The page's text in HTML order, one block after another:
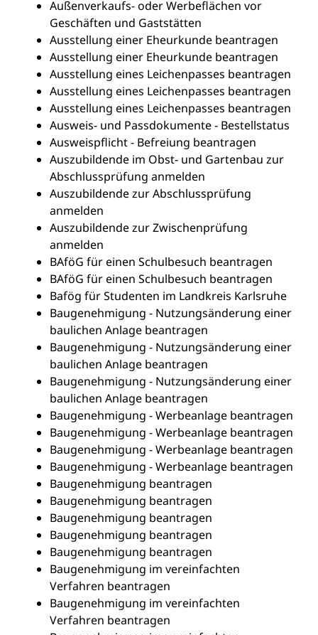
Außenverkaufs- oder Werbeflächen vor
Geschäften und Gaststätten
Ausstellung einer Eheurkunde beantragen
Ausstellung einer Eheurkunde beantragen
Ausstellung eines Leichenpasses beantragen
Ausstellung eines Leichenpasses beantragen
Ausstellung eines Leichenpasses beantragen
Ausweis- und Passdokumente - Bestellstatus
Ausweispflicht - Befreiung beantragen
Auszubildende im Obst- und Gartenbau zur
Abschlussprüfung anmelden
Auszubildende zur Abschlussprüfung
anmelden
Auszubildende zur Zwischenprüfung
anmelden
BAföG für einen Schulbesuch beantragen
BAföG für einen Schulbesuch beantragen
Bafög für Studenten im Landkreis Karlsruhe
Baugenehmigung - Nutzungsänderung einer
baulichen Anlage beantragen
Baugenehmigung - Nutzungsänderung einer
baulichen Anlage beantragen
Baugenehmigung - Nutzungsänderung einer
baulichen Anlage beantragen
Baugenehmigung - Werbeanlage beantragen
Baugenehmigung - Werbeanlage beantragen
Baugenehmigung - Werbeanlage beantragen
Baugenehmigung - Werbeanlage beantragen
Baugenehmigung beantragen
Baugenehmigung beantragen
Baugenehmigung beantragen
Baugenehmigung beantragen
Baugenehmigung beantragen
Baugenehmigung im vereinfachten
Verfahren beantragen
Baugenehmigung im vereinfachten
Verfahren beantragen